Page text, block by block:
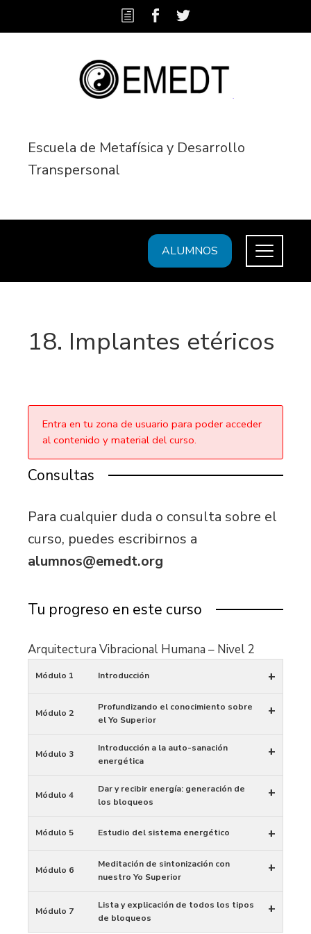
Escuela de Metafísica y Desarrollo
Transpersonal
ALUMNOS
18. Implantes etéricos
Entra en tu zona de usuario para poder acceder
al contenido y material del curso.
Consultas
Para cualquier duda o consulta sobre el
curso, puedes escribirnos a
alumnos@emedt.org
Tu progreso en este curso
Arquitectura Vibracional Humana – Nivel 2
Módulo 1 Introducción +
Módulo 2
Profundizando el conocimiento sobre
el Yo Superior
+
Módulo 3
Introducción a la auto-sanación
energética
+
Módulo 4
Dar y recibir energía: generación de
los bloqueos
+
Módulo 5 Estudio del sistema energético +
Módulo 6
Meditación de sintonización con
nuestro Yo Superior
+
Módulo 7
Lista y explicación de todos los tipos
de bloqueos
+